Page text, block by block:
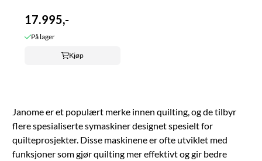
17.995,-
På lager
Kjøp
Janome er et populært merke innen quilting, og de tilbyr
flere spesialiserte symaskiner designet spesielt for
quilteprosjekter. Disse maskinene er ofte utviklet med
funksjoner som gjør quilting mer effektivt og gir bedre